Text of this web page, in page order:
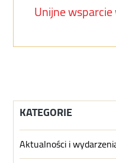
Unijne
KATEGORIE
Aktualności i